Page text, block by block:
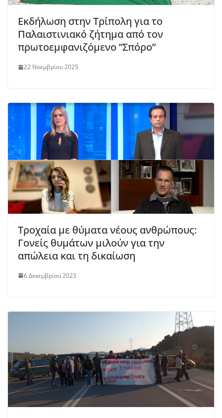
Εκδήλωση στην Τρίπολη για το
Παλαιστινιακό ζήτημα από τον
πρωτοεμφανιζόμενο ”Σπόρο”
22 Νοεμβρίου 2025
Τροχαία με θύματα νέους ανθρώπους:
Γονείς θυμάτων μιλούν για την
απώλεια και τη δικαίωση
6 Δεκεμβρίου 2023